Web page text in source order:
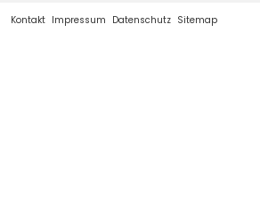
Kontakt Impressum Datenschutz Sitemap